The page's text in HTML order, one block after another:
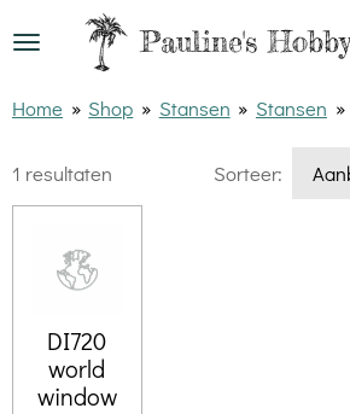
Ga
naar
hoofdinhoud
Pauline's
Home » Shop » Stansen » Stansen »
1 resultaten Sorteer:
DI720
world
window